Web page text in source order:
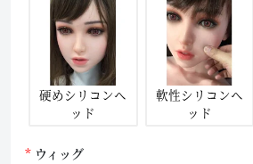
硬めシリコンヘ
ッド
軟性シリコンヘ
ッド
ウィッグ